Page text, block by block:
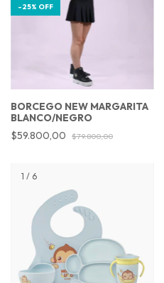
-25% OFF
BORCEGO NEW MARGARITA
BLANCO/NEGRO
$59.800,00
$79.800,00
1 / 6